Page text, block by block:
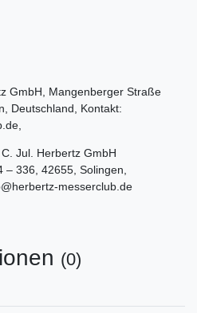
GmbH
Mangenberger Straße
Deutschland , Kontakt:
C. Jul. Herbertz GmbH
– 336 42655 Solingen
messerclub.de
(0)